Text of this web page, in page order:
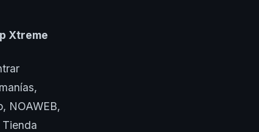
Xtreme
NOAWEB,